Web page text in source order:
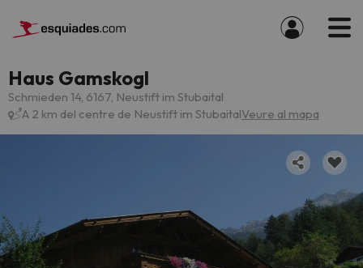
Haus Gamskogl
Schmieden 14, 6167, Neustift im Stubaital
A 2 km del centre de Neustift im StubaitalVeure al mapa